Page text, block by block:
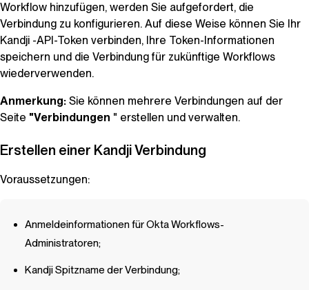
Workflow hinzufügen, werden Sie aufgefordert, die
Verbindung zu konfigurieren. Auf diese Weise können Sie Ihr
Kandji -API-Token verbinden, Ihre Token-Informationen
speichern und die Verbindung für zukünftige Workflows
wiederverwenden.
Anmerkung: Sie können mehrere Verbindungen auf der
Seite "Verbindungen " erstellen und verwalten.
Erstellen einer KandjiVerbindung
Voraussetzungen:
Anmeldeinformationen für Okta Workflows-
Administratoren;
KandjiSpitzname der Verbindung;